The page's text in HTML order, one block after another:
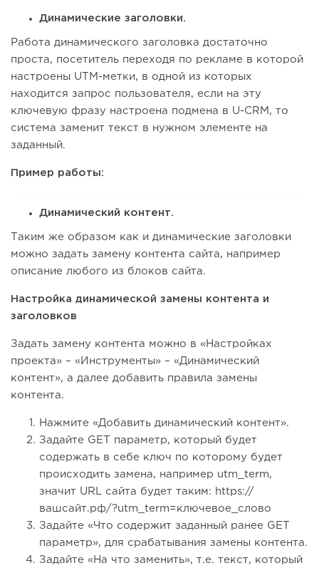
Динамические заголовки.
Работа динамического заголовка достаточно
проста, посетитель переходя по рекламе в которой
настроены UTM-метки, в одной из которых
находится запрос пользователя, если на эту
ключевую фразу настроена подмена в U-CRM, то
система заменит текст в нужном элементе на
заданный.
Пример работы:
Динамический контент.
Таким же образом как и динамические заголовки
можно задать замену контента сайта, например
описание любого из блоков сайта.
Настройка динамической замены контента и
заголовков
Задать замену контента можно в «Настройках
проекта» – «Инструменты» – «Динамический
контент», а далее добавить правила замены
контента.
Нажмите «Добавить динамический контент».
Задайте GET параметр, который будет
содержать в себе ключ по которому будет
происходить замена, например utm_term,
значит URL сайта будет таким: https://
вашсайт.рф/?utm_term=ключевое_слово
Задайте «Что содержит заданный ранее GET
параметр», для срабатывания замены контента.
Задайте «На что заменить», т.е. текст, который